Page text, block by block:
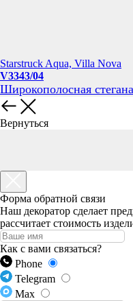
Starstruck Aqua, Villa Nova
V3343/04
Широкополосная
Вернуться
Форма обратной связи
Наш декоратор сделает
рассчитает стоимость
Как с вами связаться?
Phone
Telegram
Max